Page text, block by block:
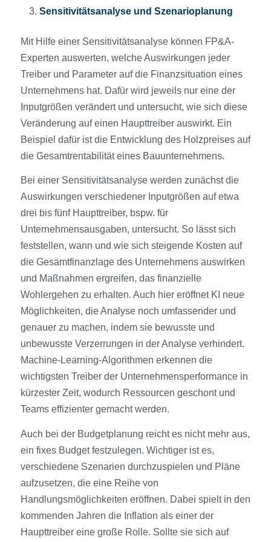
Sensitivitätsanalyse und Szenarioplanung
Mit Hilfe einer Sensitivitätsanalyse können FP&A-
Experten auswerten, welche Auswirkungen jeder
Treiber und Parameter auf die Finanzsituation eines
Unternehmens hat. Dafür wird jeweils nur eine der
Inputgrößen verändert und untersucht, wie sich diese
Veränderung auf einen Haupttreiber auswirkt. Ein
Beispiel dafür ist die Entwicklung des Holzpreises auf
die Gesamtrentabilität eines Bauunternehmens.
Bei einer Sensitivitätsanalyse werden zunächst die
Auswirkungen verschiedener Inputgrößen auf etwa
drei bis fünf Haupttreiber, bspw. für
Unternehmensausgaben, untersucht. So lässt sich
feststellen, wann und wie sich steigende Kosten auf
die Gesamtfinanzlage des Unternehmens auswirken
und Maßnahmen ergreifen, das finanzielle
Wohlergehen zu erhalten. Auch hier eröffnet KI neue
Möglichkeiten, die Analyse noch umfassender und
genauer zu machen, indem sie bewusste und
unbewusste Verzerrungen in der Analyse verhindert.
Machine-Learning-Algorithmen erkennen die
wichtigsten Treiber der Unternehmensperformance in
kürzester Zeit, wodurch Ressourcen geschont und
Teams effizienter gemacht werden.
Auch bei der Budgetplanung reicht es nicht mehr aus,
ein fixes Budget festzulegen. Wichtiger ist es,
verschiedene Szenarien durchzuspielen und Pläne
aufzusetzen, die eine Reihe von
Handlungsmöglichkeiten eröffnen. Dabei spielt in den
kommenden Jahren die Inflation als einer der
Haupttreiber eine große Rolle. Sollte sie sich auf